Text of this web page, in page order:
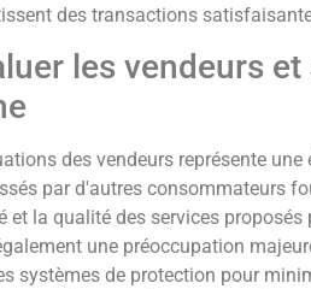
des transactions
les vendeurs
des vendeurs représente
par d'autres consommateurs
et la qualité des services proposés
une préoccupation
systèmes de protection pour